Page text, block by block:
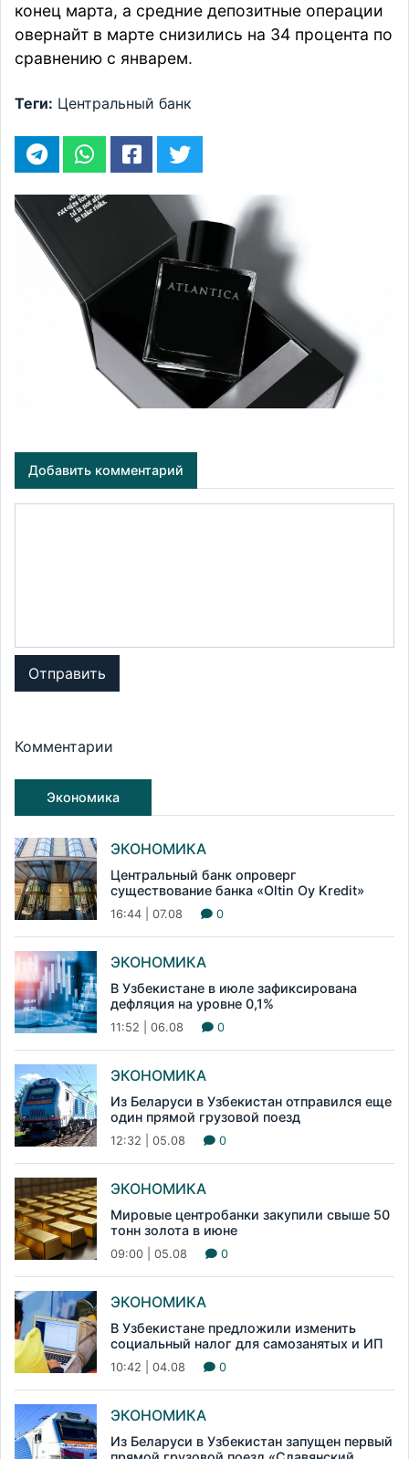
конец марта, а средние депозитные операции
овернайт в марте снизились на 34 процента по
сравнению с январем.
Теги: Центральный банк
Добавить комментарий
Отправить
Комментарии
Экономика
ЭКОНОМИКА
Центральный банк опроверг
существование банка «Oltin Oy Kredit»
16:44 | 07.08 0
ЭКОНОМИКА
В Узбекистане в июле зафиксирована
дефляция на уровне 0,1%
11:52 | 06.08 0
ЭКОНОМИКА
Из Беларуси в Узбекистан отправился еще
один прямой грузовой поезд
12:32 | 05.08 0
ЭКОНОМИКА
Мировые центробанки закупили свыше 50
тонн золота в июне
09:00 | 05.08 0
ЭКОНОМИКА
В Узбекистане предложили изменить
социальный налог для самозанятых и ИП
10:42 | 04.08 0
ЭКОНОМИКА
Из Беларуси в Узбекистан запущен первый